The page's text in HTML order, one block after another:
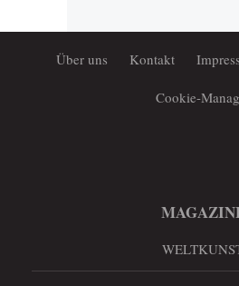
Über uns Kontakt
Cookie-